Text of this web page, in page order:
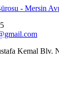
Kemal Blv.